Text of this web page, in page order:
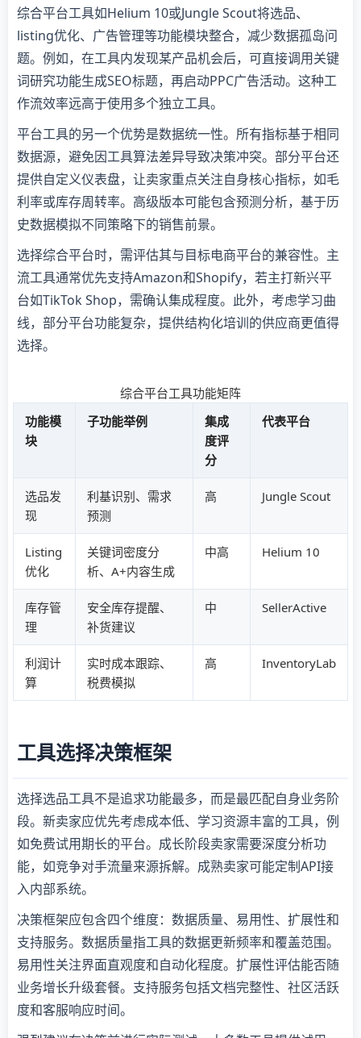
综合平台工具如Helium 10或Jungle Scout将选品、
listing优化、广告管理等功能模块整合，减少数据孤岛问
题。例如，在工具内发现某产品机会后，可直接调用关键
词研究功能生成SEO标题，再启动PPC广告活动。这种工
作流效率远高于使用多个独立工具。
平台工具的另一个优势是数据统一性。所有指标基于相同
数据源，避免因工具算法差异导致决策冲突。部分平台还
提供自定义仪表盘，让卖家重点关注自身核心指标，如毛
利率或库存周转率。高级版本可能包含预测分析，基于历
史数据模拟不同策略下的销售前景。
选择综合平台时，需评估其与目标电商平台的兼容性。主
流工具通常优先支持Amazon和Shopify，若主打新兴平
台如TikTok Shop，需确认集成程度。此外，考虑学习曲
线，部分平台功能复杂，提供结构化培训的供应商更值得
选择。
综合平台工具功能矩阵
功能模
块
子功能举例
集成
度评
分
代表平台
选品发
现
利基识别、需求
预测
高 Jungle Scout
Listing
优化
关键词密度分
析、A+内容生成
中高 Helium 10
库存管
理
安全库存提醒、
补货建议
中 SellerActive
利润计
算
实时成本跟踪、
税费模拟
高 InventoryLab
工具选择决策框架
选择选品工具不是追求功能最多，而是最匹配自身业务阶
段。新卖家应优先考虑成本低、学习资源丰富的工具，例
如免费试用期长的平台。成长阶段卖家需要深度分析功
能，如竞争对手流量来源拆解。成熟卖家可能定制API接
入内部系统。
决策框架应包含四个维度：数据质量、易用性、扩展性和
支持服务。数据质量指工具的数据更新频率和覆盖范围。
易用性关注界面直观度和自动化程度。扩展性评估能否随
业务增长升级套餐。支持服务包括文档完整性、社区活跃
度和客服响应时间。